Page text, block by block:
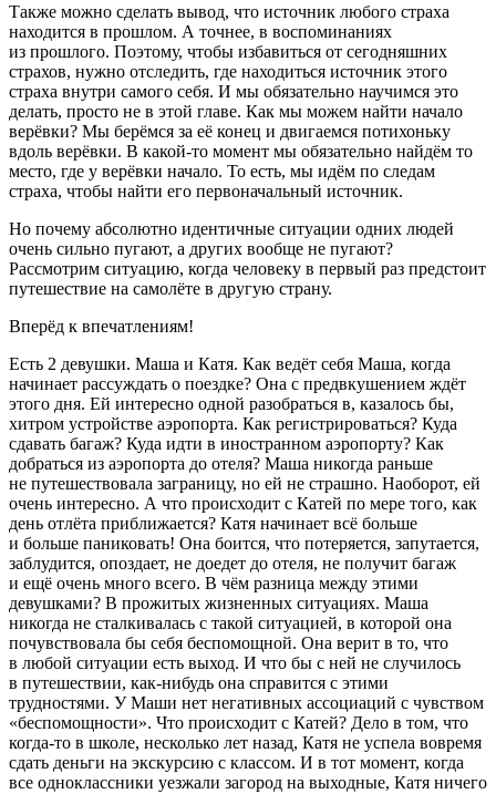
Также можно сделать вывод, что источник любого страха
находится в прошлом. А точнее, в воспоминаниях
из прошлого. Поэтому, чтобы избавиться от сегодняшних
страхов, нужно отследить, где находиться источник этого
страха внутри самого себя. И мы обязательно научимся это
делать, просто не в этой главе. Как мы можем найти начало
верёвки? Мы берёмся за её конец и двигаемся потихоньку
вдоль верёвки. В какой-то момент мы обязательно найдём то
место, где у верёвки начало. То есть, мы идём по следам
страха, чтобы найти его первоначальный источник.
Но почему абсолютно идентичные ситуации одних людей
очень сильно пугают, а других вообще не пугают?
Рассмотрим ситуацию, когда человеку в первый раз предстоит
путешествие на самолёте в другую страну.
Вперёд к впечатлениям!
Есть 2 девушки. Маша и Катя. Как ведёт себя Маша, когда
начинает рассуждать о поездке? Она с предвкушением ждёт
этого дня. Ей интересно одной разобраться в, казалось бы,
хитром устройстве аэропорта. Как регистрироваться? Куда
сдавать багаж? Куда идти в иностранном аэропорту? Как
добраться из аэропорта до отеля? Маша никогда раньше
не путешествовала заграницу, но ей не страшно. Наоборот, ей
очень интересно. А что происходит с Катей по мере того, как
день отлёта приближается? Катя начинает всё больше
и больше паниковать! Она боится, что потеряется, запутается,
заблудится, опоздает, не доедет до отеля, не получит багаж
и ещё очень много всего. В чём разница между этими
девушками? В прожитых жизненных ситуациях. Маша
никогда не сталкивалась с такой ситуацией, в которой она
почувствовала бы себя беспомощной. Она верит в то, что
в любой ситуации есть выход. И что бы с ней не случилось
в путешествии, как-нибудь она справится с этими
трудностями. У Маши нет негативных ассоциаций с чувством
«беспомощности». Что происходит с Катей? Дело в том, что
когда-то в школе, несколько лет назад, Катя не успела вовремя
сдать деньги на экскурсию с классом. И в тот момент, когда
все одноклассники уезжали загород на выходные, Катя ничего